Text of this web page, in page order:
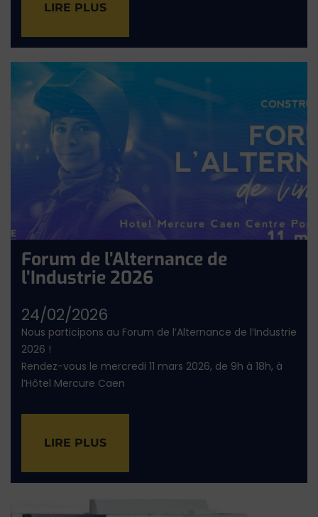
LIRE PLUS
Forum de l’Alternance de
l’Industrie 2026
24/02/2026
Nous participons au Forum de l’Alternance de l’Industrie
2026 !
Rendez-vous le mercredi 11 mars 2026, de 9h à 18h, à
l’Hôtel Mercure Caen
LIRE PLUS